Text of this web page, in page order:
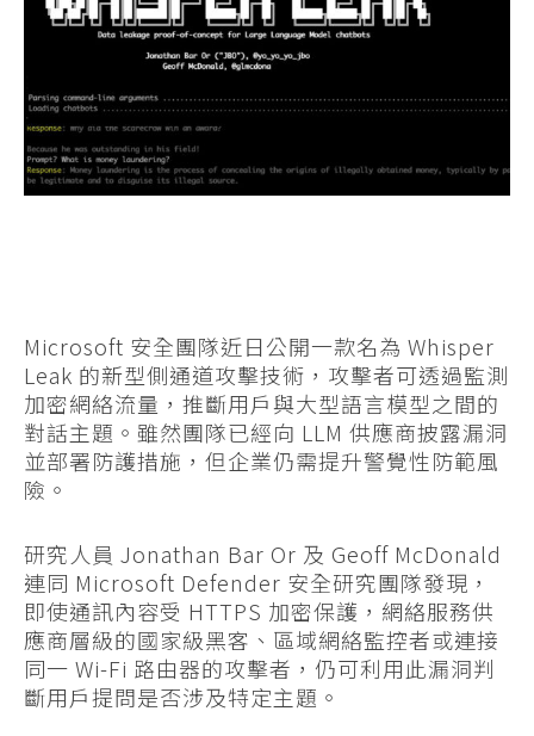
Microsoft 安全團隊近日公開一款名為 Whisper
Leak 的新型側通道攻擊技術，攻擊者可透過監測
加密網絡流量，推斷用戶與大型語言模型之間的
對話主題。雖然團隊已經向 LLM 供應商披露漏洞
並部署防護措施，但企業仍需提升警覺性防範風
險。
研究人員 Jonathan Bar Or 及 Geoff McDonald
連同 Microsoft Defender 安全研究團隊發現，
即使通訊內容受 HTTPS 加密保護，網絡服務供
應商層級的國家級黑客、區域網絡監控者或連接
同一 Wi-Fi 路由器的攻擊者，仍可利用此漏洞判
斷用戶提問是否涉及特定主題。